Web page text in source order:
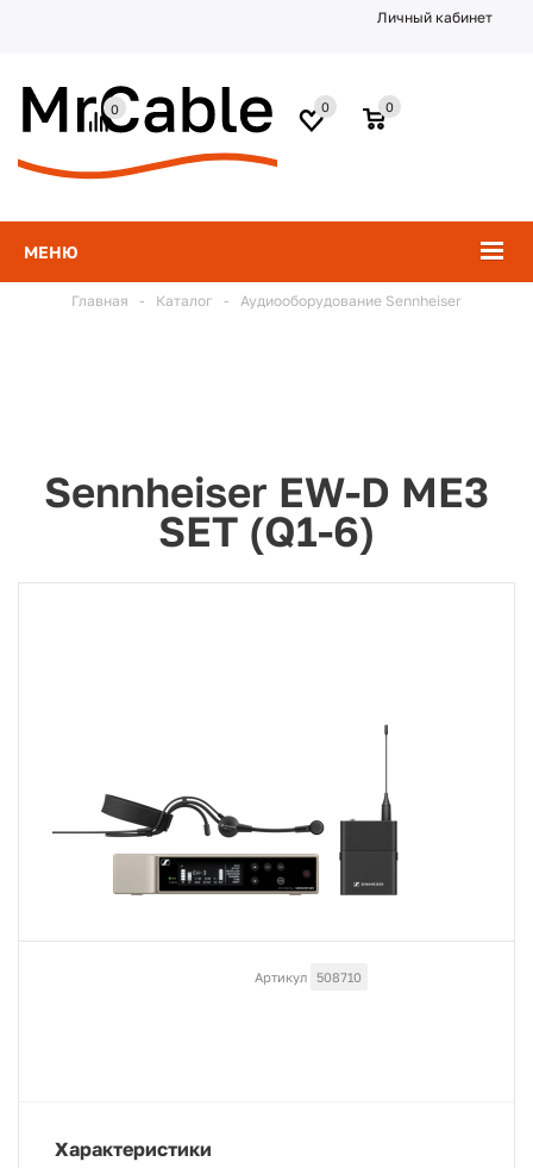
Личный кабинет
МЕНЮ
0
0
0
Главная - Каталог - Аудиооборудование Sennheiser
Sennheiser EW-D ME3
SET (Q1-6)
Артикул 508710
Характеристики